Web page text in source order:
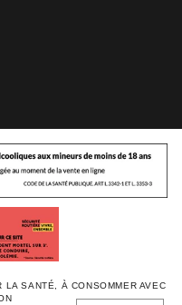
SANTÉ, À CONSOMMER AVEC